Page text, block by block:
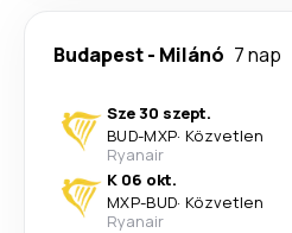
Budapest- Milánó 7 nap
Sze 30 szept.
BUD-MXP· Közvetlen
Ryanair
K 06 okt.
MXP-BUD· Közvetlen
Ryanair